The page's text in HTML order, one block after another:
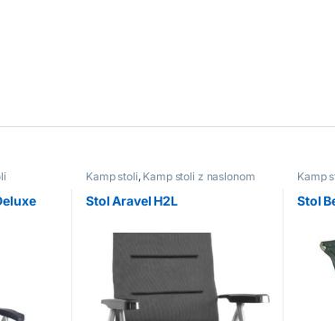
Kamp stoli, Kamp stoli z naslonom
Stol Aravel H2L
Kamp
Stol